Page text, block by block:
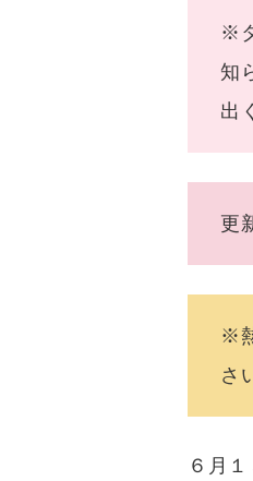
※
出
更
※
さ
６月